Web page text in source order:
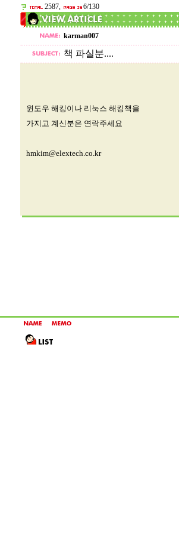
2587, 6/130
karman007
책 파실분....
윈도우 해킹이나 리눅스 해킹책을
가지고 계신분은 연락주세요
hmkim@elextech.co.kr